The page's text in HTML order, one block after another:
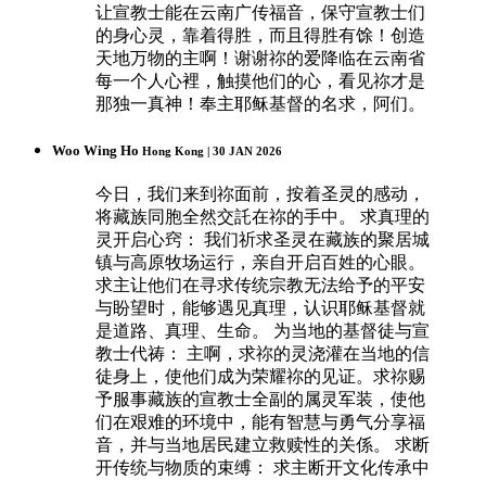
让宣教士能在云南广传福音，保守宣教士们
的身心灵，靠着得胜，而且得胜有馀！创造
天地万物的主啊！谢谢祢的爱降临在云南省
每一个人心裡，触摸他们的心，看见祢才是
那独一真神！奉主耶稣基督的名求，阿们。
Woo Wing Ho Hong Kong | 30 JAN 2026
今日，我们来到祢面前，按着圣灵的感动，
将藏族同胞全然交託在祢的手中。 求真理的
灵开启心窍： 我们祈求圣灵在藏族的聚居城
镇与高原牧场运行，亲自开启百姓的心眼。
求主让他们在寻求传统宗教无法给予的平安
与盼望时，能够遇见真理，认识耶稣基督就
是道路、真理、生命。 为当地的基督徒与宣
教士代祷： 主啊，求祢的灵浇灌在当地的信
徒身上，使他们成为荣耀祢的见证。求祢赐
予服事藏族的宣教士全副的属灵军装，使他
们在艰难的环境中，能有智慧与勇气分享福
音，并与当地居民建立救赎性的关係。 求断
开传统与物质的束缚： 求主断开文化传承中